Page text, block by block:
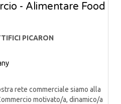
- Alimentare Food
PICARON
rete commerciale siamo alla
motivato/a, dinamico/a